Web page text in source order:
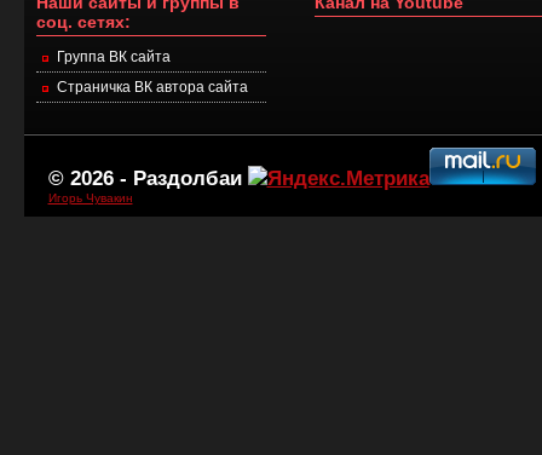
соц. сетях:
Группа ВК сайта
Страничка ВК автора сайта
© 2026 - Раздолбаи
Игорь Чувакин